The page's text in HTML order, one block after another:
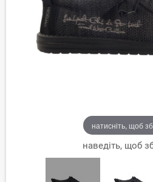
натисніть, щоб
наведіть, щоб